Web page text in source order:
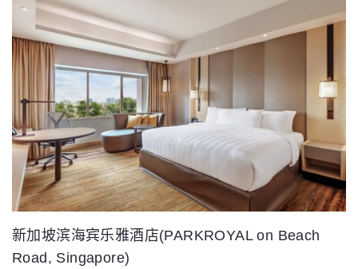
新加坡滨海宾乐雅酒店(PARKROYAL on Beach
Road, Singapore)